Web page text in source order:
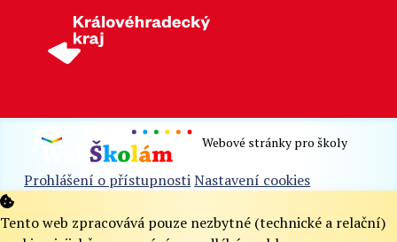
Webové stránky pro školy
Prohlášení o přístupnostiNastavení cookies
Tento web zpracovává pouze nezbytné (technické a relační)